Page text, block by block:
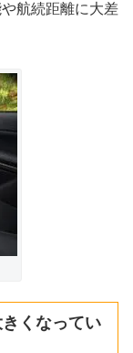
航続距離に大差
くなってい